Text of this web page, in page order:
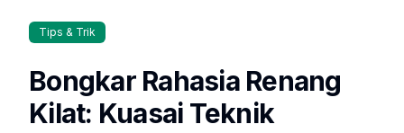
Tips & Trik
Bongkar Rahasia Renang
Kilat: Kuasai Teknik